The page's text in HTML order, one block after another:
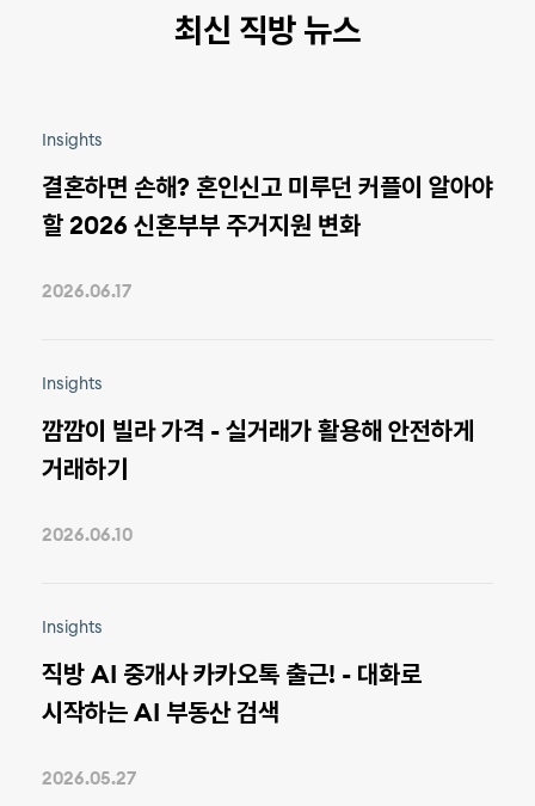
최신 직방 뉴스
Insights
결혼하면 손해? 혼인신고 미루던 커플이 알아야
할 2026 신혼부부 주거지원 변화
2026.06.17
Insights
깜깜이 빌라 가격 - 실거래가 활용해 안전하게
거래하기
2026.06.10
Insights
직방 AI 중개사 카카오톡 출근! - 대화로
시작하는 AI 부동산 검색
2026.05.27